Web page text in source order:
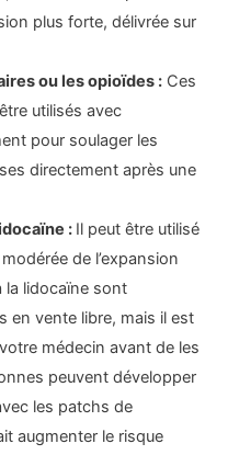
plus forte, délivrée sur
ou les opioïdes : Ces
utilisés avec
pour soulager les
directement après une
: Il peut être utilisé
de l’expansion
la lidocaïne sont
en vente libre, mais il est
médecin avant de les
peuvent développer
les patchs de
augmenter le risque